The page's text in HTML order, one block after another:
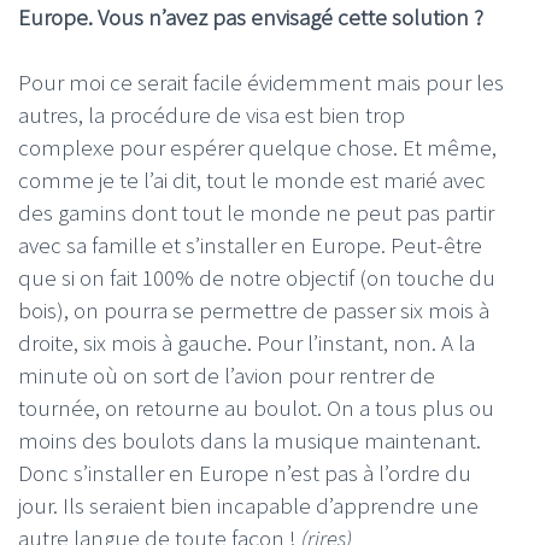
Europe. Vous n’avez pas envisagé cette solution ?
Pour moi ce serait facile évidemment mais pour les
autres, la procédure de visa est bien trop
complexe pour espérer quelque chose. Et même,
comme je te l’ai dit, tout le monde est marié avec
des gamins dont tout le monde ne peut pas partir
avec sa famille et s’installer en Europe. Peut-être
que si on fait 100% de notre objectif (on touche du
bois), on pourra se permettre de passer six mois à
droite, six mois à gauche. Pour l’instant, non. A la
minute où on sort de l’avion pour rentrer de
tournée, on retourne au boulot. On a tous plus ou
moins des boulots dans la musique maintenant.
Donc s’installer en Europe n’est pas à l’ordre du
jour. Ils seraient bien incapable d’apprendre une
autre langue de toute façon ! (rires)